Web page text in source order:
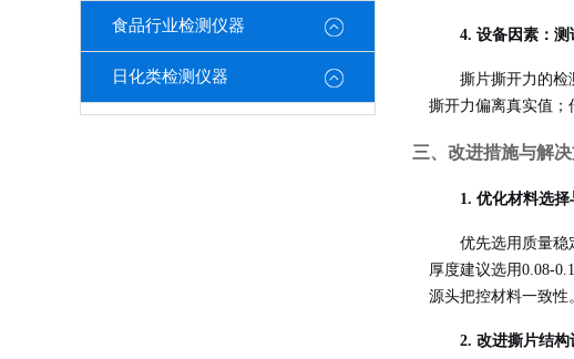
食品行业检测仪器
日化类检测仪器
4. 设备因素：测
撕片撕开力的检
撕开力偏离真实值
三、改进措施与解
1. 优化材料选择
优先选用质量稳
厚度建议选用0.08-
源头把控材料一致性
2. 改进撕片结构